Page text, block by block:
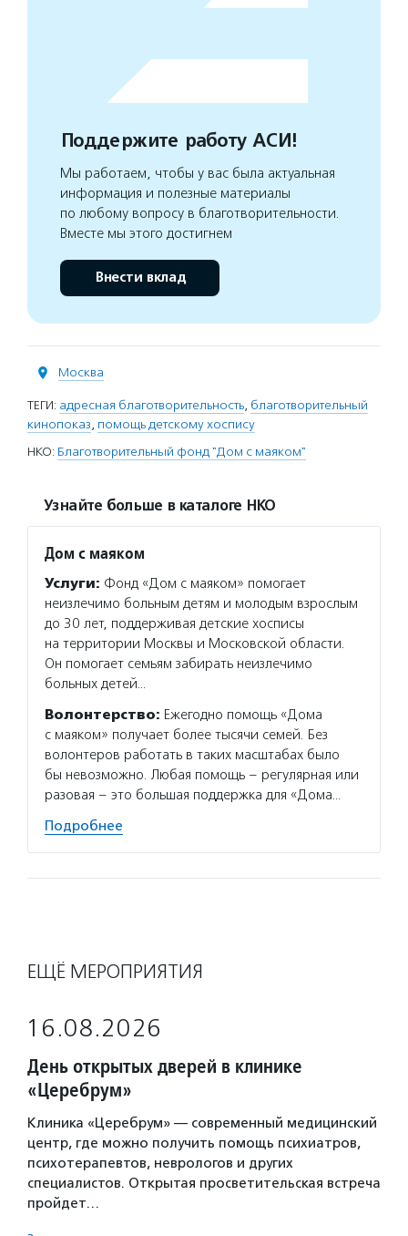
Поддержите работу АСИ!
Мы работаем, чтобы у вас была актуальная
информация и полезные материалы
по любому вопросу в благотворительности.
Вместе мы этого достигнем
Внести вклад
Москва
ТЕГИ: адресная благотворительность, благотворительный
кинопоказ, помощь детскому хоспису
НКО: Благотворительный фонд "Дом с маяком"
Узнайте больше в каталоге НКО
Дом с маяком
Услуги: Фонд «Дом с маяком» помогает
неизлечимо больным детям и молодым взрослым
до 30 лет, поддерживая детские хосписы
на территории Москвы и Московской области.
Он помогает семьям забирать неизлечимо
больных детей…
Волонтерство: Ежегодно помощь «Дома
с маяком» получает более тысячи семей. Без
волонтеров работать в таких масштабах было
бы невозможно. Любая помощь – регулярная или
разовая – это большая поддержка для «Дома…
Подробнее
ЕЩЁ МЕРОПРИЯТИЯ
16.08.2026
День открытых дверей в клинике
«Церебрум»
Клиника «Церебрум» — современный медицинский
центр, где можно получить помощь психиатров,
психотерапевтов, неврологов и других
специалистов. Открытая просветительская встреча
пройдет…